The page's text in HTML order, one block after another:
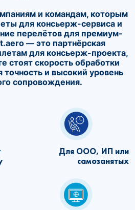
и командам, которым
для консьерж-сервиса и
перелётов для премиум-
— это партнёрская
для консьерж-проекта,
стоят скорость обработки
точность и высокий уровень
сопровождения.
Для ООО, ИП или
самозанятых